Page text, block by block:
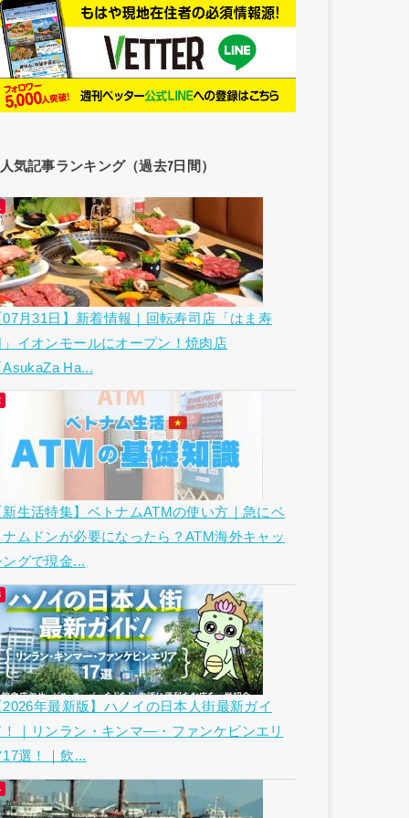
人気記事ランキング（過去7日間）
07月31日】新着情報｜回転寿司店「はま寿
」イオンモールにオープン！焼肉店
AsukaZa Ha...
新生活特集】ベトナムATMの使い方｜急にベ
ナムドンが必要になったら？ATM海外キャッ
ングで現金...
2026年最新版】ハノイの日本人街最新ガイ
！｜リンラン・キンマ―・ファンケビンエリ
17選！｜飲...